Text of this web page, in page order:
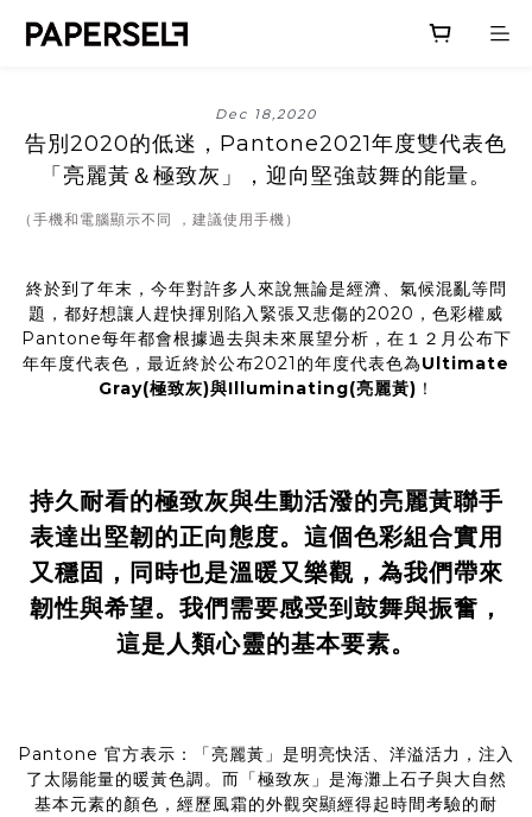
Dec 18,2020
告別2020的低迷，Pantone2021年度雙代表色
「亮麗黃＆極致灰」，迎向堅強鼓舞的能量。
（手機和電腦顯示不同 ，建議使用手機）
終於到了年末，今年對許多人來說無論是經濟、氣候混亂等問
題，都好想讓人趕快揮別陷入緊張又悲傷的2020，色彩權威
Pantone每年都會根據過去與未來展望分析，在１２月公布下
年年度代表色，最近終於公布2021的年度代表色為Ultimate
Gray(極致灰)與Illuminating(亮麗黃) ！
持久耐看的極致灰與生動活潑的亮麗黃聯手
表達出堅韌的正向態度。這個色彩組合實用
又穩固，同時也是溫暖又樂觀，為我們帶來
韌性與希望。我們需要感受到鼓舞與振奮，
這是人類心靈的基本要素。
Pantone 官方表示：「亮麗黃」是明亮快活、洋溢活力，注入
了太陽能量的暖黃色調。而「極致灰」是海灘上石子與大自然
基本元素的顏色，經歷風霜的外觀突顯經得起時間考驗的耐